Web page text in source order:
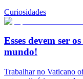
Curiosidades
Esses devem ser
mundo!
Trabalhar no Vaticano